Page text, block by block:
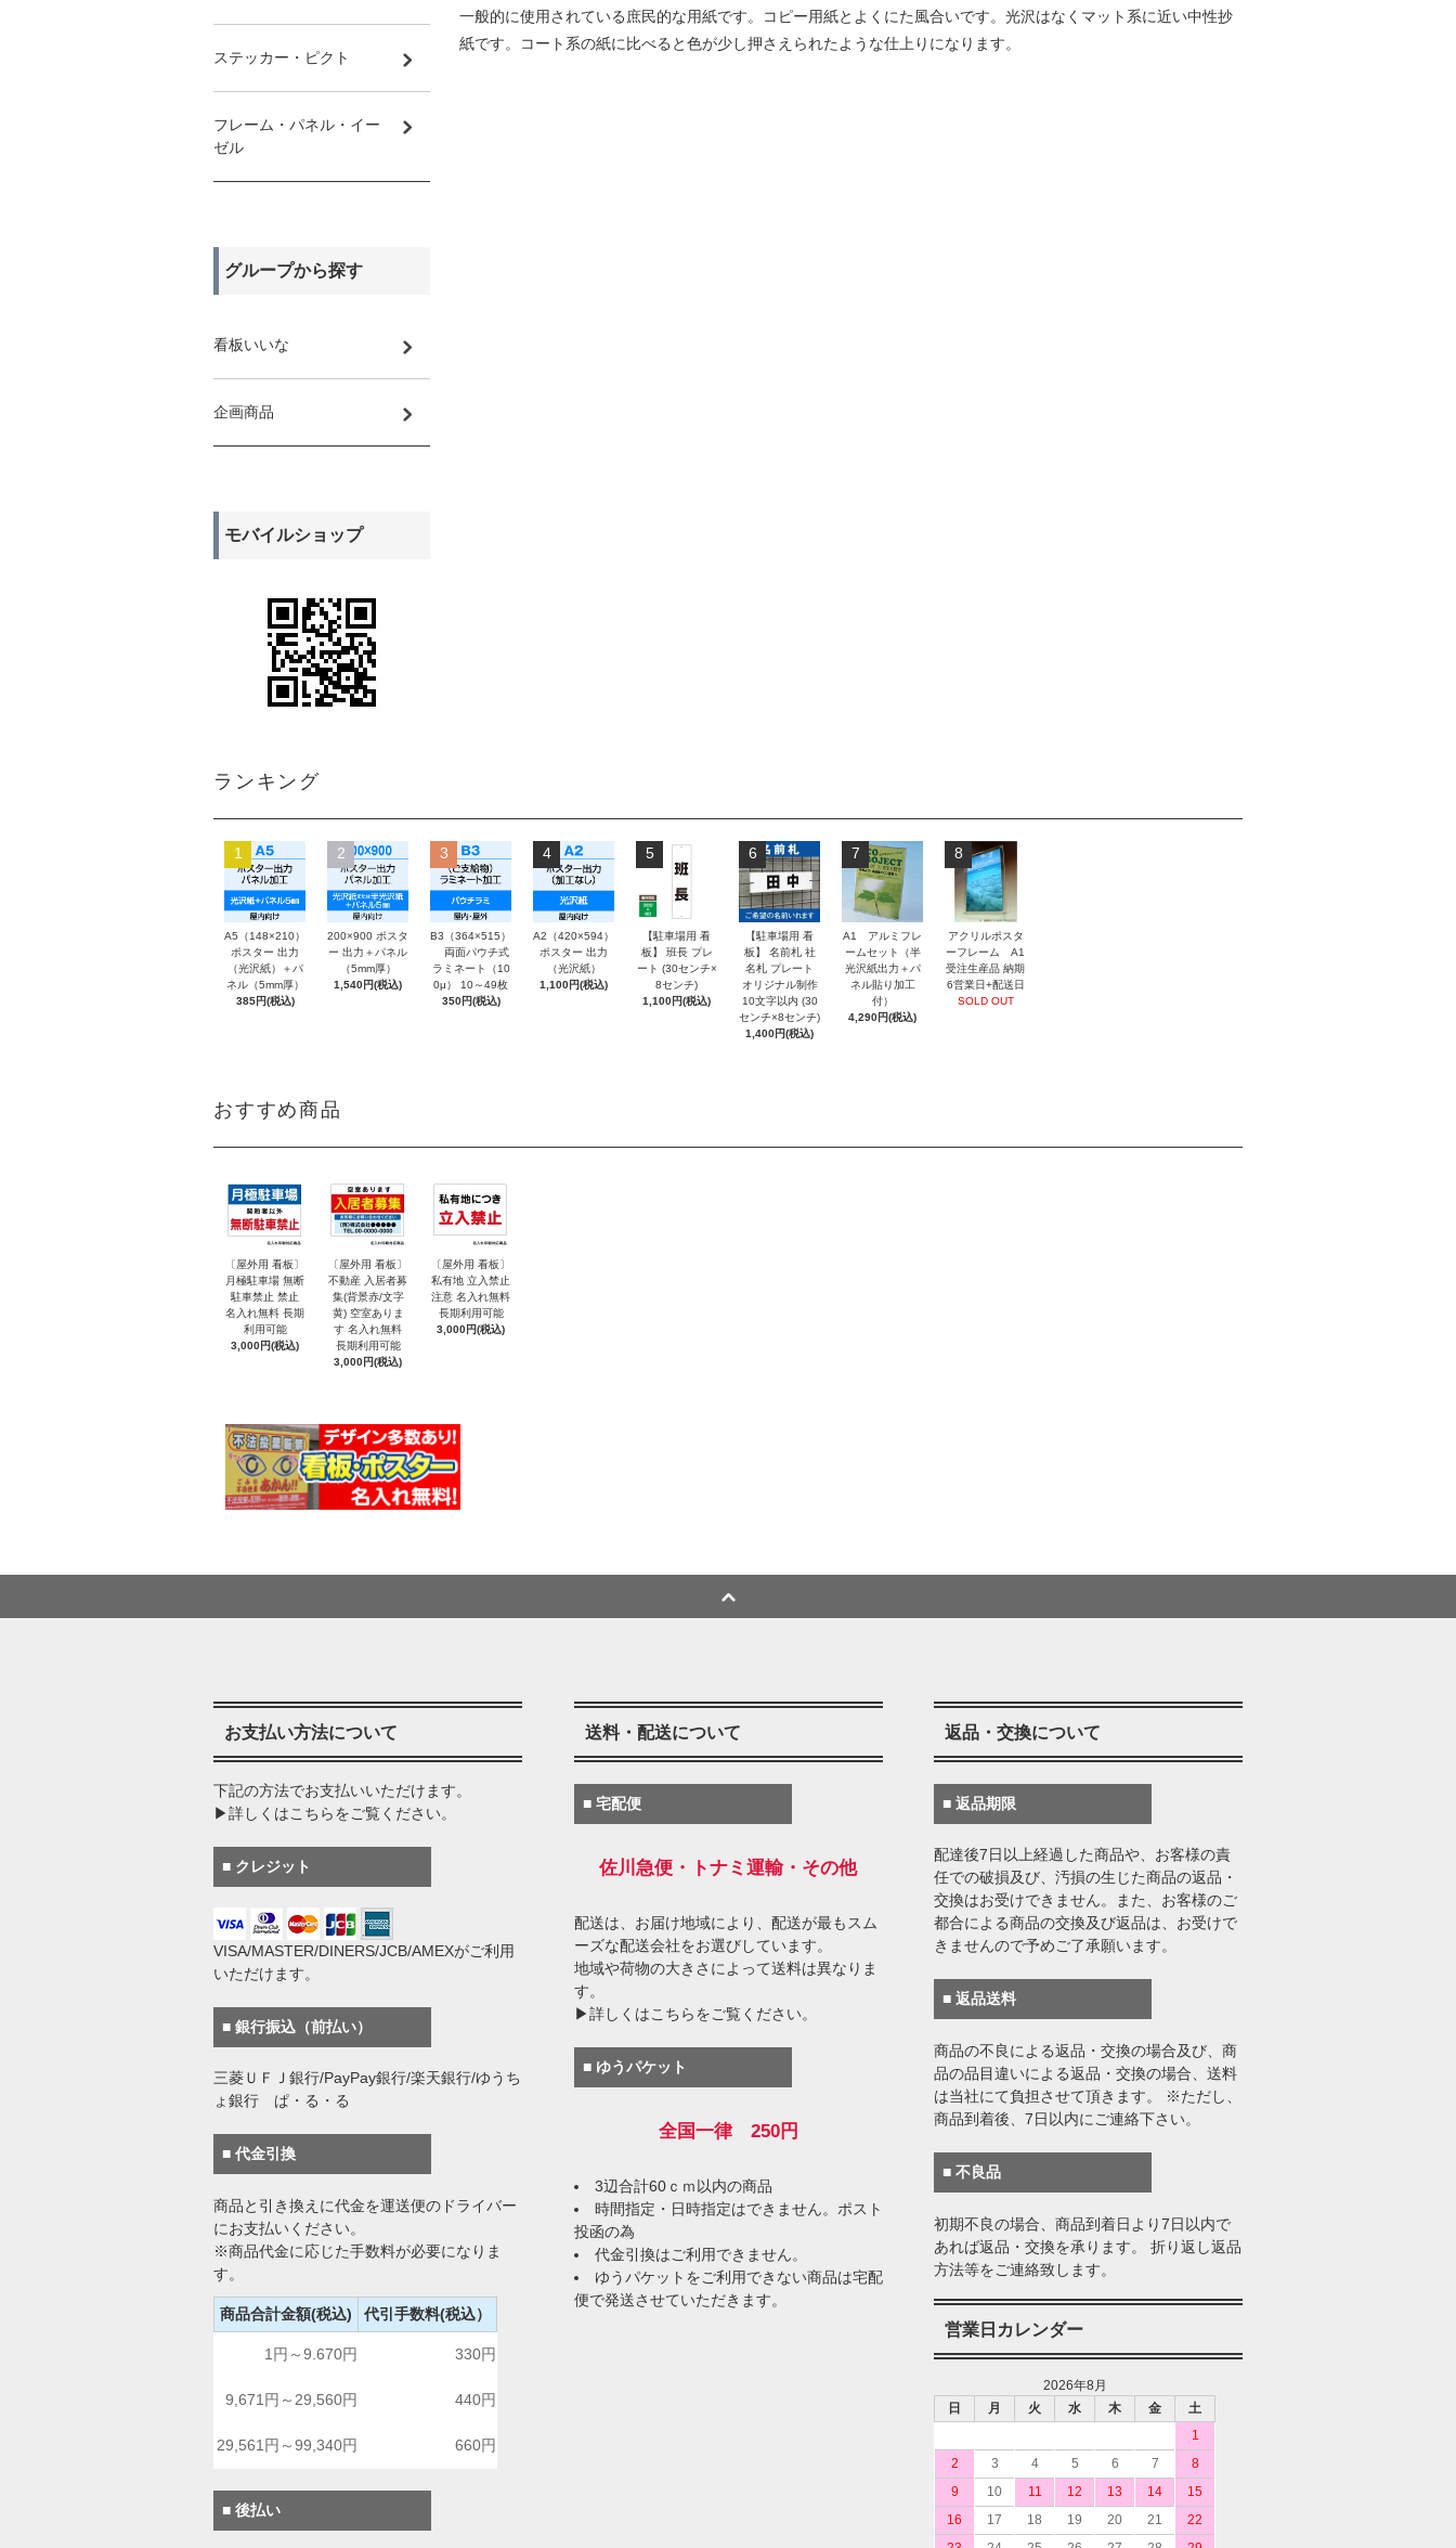
一般的に使用されている庶民的な用紙です。コピー用紙とよくにた風合いです。光沢はなくマット系に近い中性抄
紙です。コート系の紙に比べると色が少し押さえられたような仕上りになります。
ステッカー・ピクト
フレーム・パネル・イー
ゼル
グループから探す
看板いいな
企画商品
モバイルショップ
ランキング
1
A5（148×210）
ポスター 出力
（光沢紙）＋パ
ネル（5mm厚）
385円(税込)
2
200×900 ポスタ
ー 出力＋パネル
（5mm厚）
1,540円(税込)
3
B3（364×515）
両面パウチ式
ラミネート（10
0μ） 10～49枚
350円(税込)
4
A2（420×594）
ポスター 出力
（光沢紙）
1,100円(税込)
5
【駐車場用 看
板】 班長 プレ
ート (30センチ×
8センチ)
1,100円(税込)
6
【駐車場用 看
板】 名前札 社
名札 プレート
オリジナル制作
10文字以内 (30
センチ×8センチ)
1,400円(税込)
7
A1 アルミフレ
ームセット（半
光沢紙出力＋パ
ネル貼り加工
付）
4,290円(税込)
8
アクリルポスタ
ーフレーム A1
受注生産品 納期
6営業日+配送日
SOLD OUT
おすすめ商品
〔屋外用 看板〕
月極駐車場 無断
駐車禁止 禁止
名入れ無料 長期
利用可能
3,000円(税込)
〔屋外用 看板〕
不動産 入居者募
集(背景赤/文字
黄) 空室ありま
す 名入れ無料
長期利用可能
3,000円(税込)
〔屋外用 看板〕
私有地 立入禁止
注意 名入れ無料
長期利用可能
3,000円(税込)
お支払い方法について
下記の方法でお支払いいただけます。
▶詳しくはこちらをご覧ください。
■ クレジット
VISA/MASTER/DINERS/JCB/AMEXがご利用
いただけます。
■ 銀行振込（前払い）
三菱ＵＦＪ銀行/PayPay銀行/楽天銀行/ゆうち
ょ銀行 ぱ・る・る
■ 代金引換
商品と引き換えに代金を運送便のドライバー
にお支払いください。
※商品代金に応じた手数料が必要になりま
す。
商品合計金額(税込) 代引手数料(税込）
1円～9.670円 330円
9,671円～29,560円 440円
29,561円～99,340円 660円
■ 後払い
送料・配送について
■ 宅配便
佐川急便・トナミ運輸・その他
配送は、お届け地域により、配送が最もスム
ーズな配送会社をお選びしています。
地域や荷物の大きさによって送料は異なりま
す。
▶詳しくはこちらをご覧ください。
■ ゆうパケット
全国一律 250円
3辺合計60ｃｍ以内の商品
時間指定・日時指定はできません。ポスト
投函の為
代金引換はご利用できません。
ゆうパケットをご利用できない商品は宅配
便で発送させていただきます。
返品・交換について
■ 返品期限
配達後7日以上経過した商品や、お客様の責
任での破損及び、汚損の生じた商品の返品・
交換はお受けできません。また、お客様のご
都合による商品の交換及び返品は、お受けで
きませんので予めご了承願います。
■ 返品送料
商品の不良による返品・交換の場合及び、商
品の品目違いによる返品・交換の場合、送料
は当社にて負担させて頂きます。 ※ただし、
商品到着後、7日以内にご連絡下さい。
■ 不良品
初期不良の場合、商品到着日より7日以内で
あれば返品・交換を承ります。 折り返し返品
方法等をご連絡致します。
営業日カレンダー
2026年8月
日
月 火 水 木 金
土
1
2
3 4 5 6 7
8
9
10 11 12 13 14
15
16
17 18 19 20 21
22